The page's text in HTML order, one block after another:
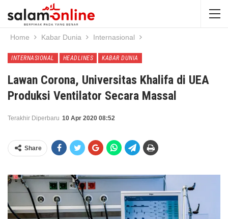
Home Kabar Dunia Internasional
INTERNASIONAL HEADLINES KABAR DUNIA
Lawan Corona, Universitas Khalifa di UEA
Produksi Ventilator Secara Massal
Terakhir Diperbaru 10 Apr 2020 08:52
Share